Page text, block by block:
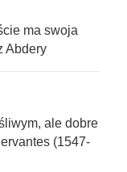
ma swoja
Abdery
ale dobre
(1547-